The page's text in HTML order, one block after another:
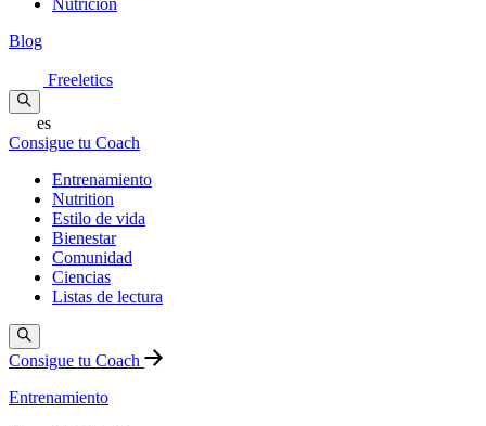
Blog
Freeletics
es
Consigue tu Coach
Entrenamiento
Nutrition
Estilo de vida
Bienestar
Comunidad
Ciencias
Listas de lectura
Consigue tu Coach
Entrenamiento